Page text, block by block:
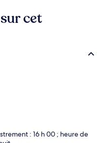
cet
: 16 h 00 ; heure de